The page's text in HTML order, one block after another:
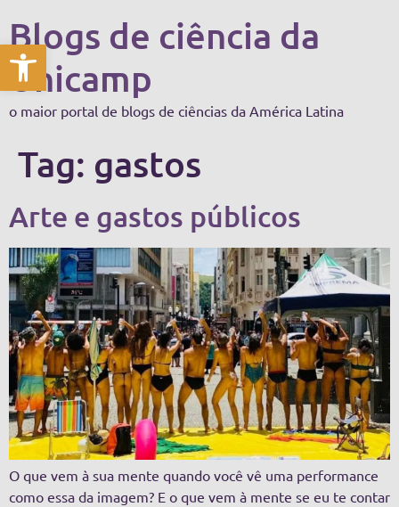
Abrir a barra de ferramentas
Blogs de ciência da
Unicamp
o maior portal de blogs de ciências da América Latina
Tag: gastos
Arte e gastos públicos
O que vem à sua mente quando você vê uma performance
como essa da imagem? E o que vem à mente se eu te contar